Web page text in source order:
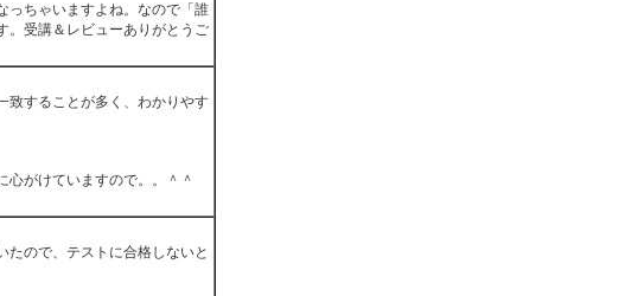
っちゃいますよね。なので「誰
。受講＆レビューありがとうご
致することが多く、わかりやす
心がけていますので。。＾＾
たので、テストに合格しないと